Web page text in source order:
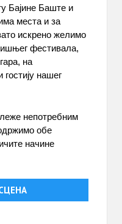
Бајине Баште и
места и за
искрено желимо
фестивала,
на
нашег
непотребним
обе
начине